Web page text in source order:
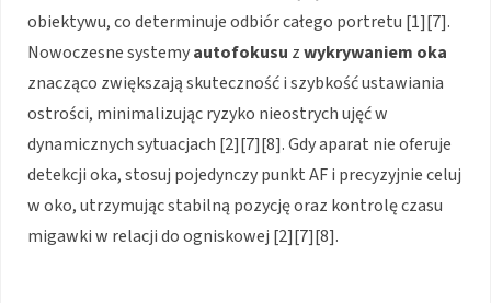
obiektywu, co determinuje odbiór całego portretu [1][7].
Nowoczesne systemyautofokusu zwykrywaniem oka
znacząco zwiększają skuteczność i szybkość ustawiania
ostrości, minimalizując ryzyko nieostrych ujęć w
dynamicznych sytuacjach [2][7][8]. Gdy aparat nie oferuje
detekcji oka, stosuj pojedynczy punkt AF i precyzyjnie celuj
w oko, utrzymując stabilną pozycję oraz kontrolę czasu
migawki w relacji do ogniskowej [2][7][8].